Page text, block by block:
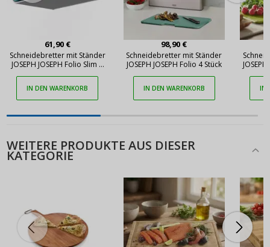
61,90 €
Schneidebretter mit Ständer
JOSEPH JOSEPH Folio Slim 3
IN DEN WARENKORB
98,90 €
Schneidebretter mit Ständer
JOSEPH JOSEPH Folio 4 Stück
IN DEN WARENKORB IN
WEITERE PRODUKTE AUS DIESER
KATEGORIE